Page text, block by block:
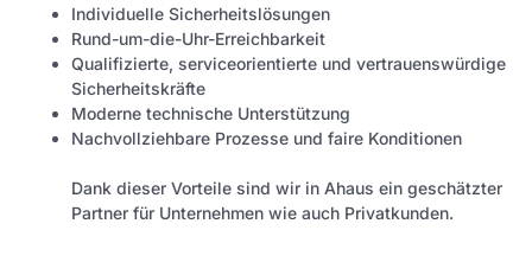
Individuelle Sicherheitslösungen
Rund-um-die-Uhr-Erreichbarkeit
Qualifizierte, serviceorientierte und vertrauenswürdige
Sicherheitskräfte
Moderne technische Unterstützung
Nachvollziehbare Prozesse und faire Konditionen
Dank dieser Vorteile sind wir in Ahaus ein geschätzter
Partner für Unternehmen wie auch Privatkunden.